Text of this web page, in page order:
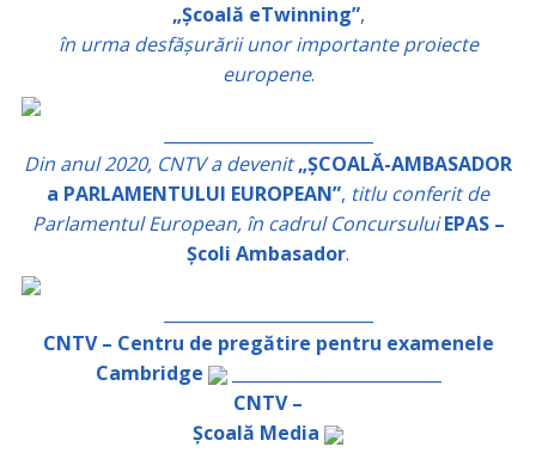
„Școală eTwinning”,
în urma desfășurării unor importante proiecte
europene.
Din anul 2020, CNTV a devenit „ȘCOALĂ-AMBASADOR
a PARLAMENTULUI EUROPEAN”, titlu conferit de
Parlamentul European, în cadrul Concursului EPAS –
Școli Ambasador.
CNTV – Centru de pregătire pentru examenele
Cambridge
_________________________
CNTV –
Școală Media